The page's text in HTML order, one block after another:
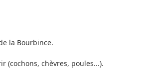
la Bourbince.
(cochons, chèvres, poules...).